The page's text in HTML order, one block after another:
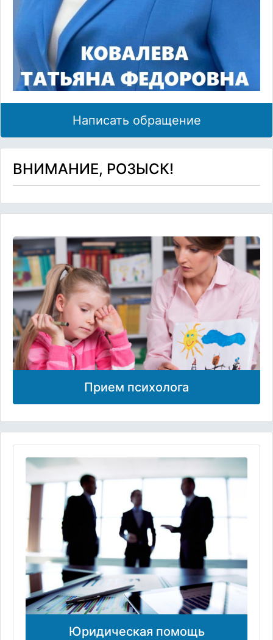
Написать обращение
ВНИМАНИЕ, РОЗЫСК!
Прием психолога
Юридическая помощь